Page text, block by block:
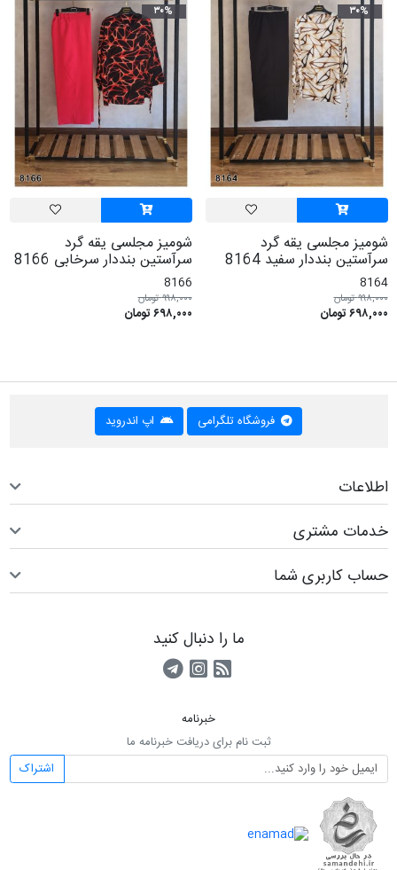
۳۰%
شومیز مجلسی یقه گرد
سرآستین بنددار سفید 8164
8164
۹۹۸,۰۰۰ تومان
۶۹۸,۰۰۰ تومان
۳۰%
شومیز مجلسی یقه گرد
سرآستین بنددار سرخابی 8166
8166
۹۹۸,۰۰۰ تومان
۶۹۸,۰۰۰ تومان
فروشگاه تلگرامی اپ اندروید
اطلاعات
خدمات مشتری
حساب کاربری شما
ما را دنبال کنید
RSSکانال آپارات
کانال تلگرام
خبرنامه
ثبت نام برای دریافت خبرنامه ما
اشتراک